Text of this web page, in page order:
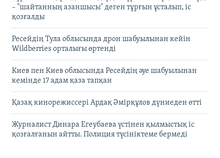
– "шайтанның азаншысы" деген тұрғын ұсталып, іс
қозғалды
Ресейдің Тула облысында дрон шабуылынан кейін
Wildberries орталығы өртенді
Киев пен Киев облысында Ресейдің әуе шабуылынан
кемінде 17 адам қаза тапқан
Қазақ кинорежиссері Ардақ Әмірқұлов дүниеден өтті
Журналист Динара Егеубаева үстінен қылмыстық іс
қозғалғанын айтты. Полиция түсініктеме бермеді